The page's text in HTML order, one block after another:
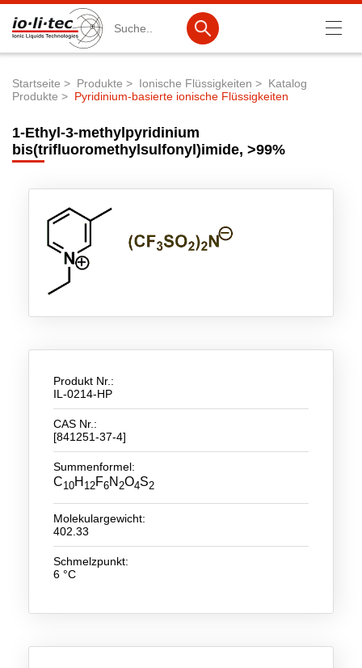
Produktsuche
Ionische Flüssigkeiten
Batteriematerialien
Neue Produkte
Produkthighlights
Technologie
Ionische Flüssigkeiten
Funktionsfluide & Additive
Elektrolyte
Lösungsmittel
Reagenzien für die Analytik
Toxizität von ionischen Flüssigkeiten
Pfadnavigation
Startseite Produkte Ionische Flüssigkeiten
Katalog
Produkte
Pyridinium-basierte ionische Flüssigkeiten
1-Ethyl-3-methylpyridinium
bis(trifluoromethylsulfonyl)imide, >99%
Produkt Nr.:
IL-0214-HP
CAS Nr.:
[841251-37-4]
Summenformel:
C10H 12F6N 2O4S2
Molekulargewicht:
402.33
Schmelzpunkt:
6 °C